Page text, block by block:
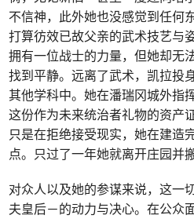
不信神，此外她也没感觉到任何
打算彷效已故父亲的武术技艺与
拥有一位战士的力量，但她却无
找到平静。远离了武术，凯拉投
其他学科中。她在潘瑞冈城外指
这份作为未来统治者礼物的资产
只是在拒绝接受现实，她在建造
点。只过了一年她就离开庄园并
对众人以及她的参谋来说，这一
夫皇后－的动力与决心。在公众